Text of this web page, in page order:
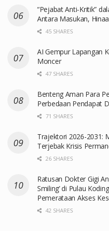
“Pejabat Anti-Kritik”
Antara Masukan,
45 SHARES
AI Gempur Lapangan
Moncer
47 SHARES
Benteng Aman Para
Perbedaan Pendapat
71 SHARES
Trajektori 2026-2031:
Terjebak Krisis
26 SHARES
Ratusan Dokter Gigi
Smiling’ di Pulau
Pemerataan Akses
42 SHARES